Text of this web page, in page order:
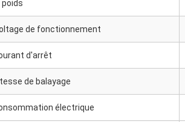
poids
de fonctionnement
d'arrêt
de balayage
électrique